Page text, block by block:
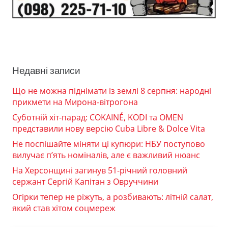
Недавні записи
Що не можна піднімати із землі 8 серпня: народні
прикмети на Мирона-вітрогона
Суботній хіт-парад: COKAINÉ, KODI та OMEN
представили нову версію Cuba Libre & Dolce Vita
Не поспішайте міняти ці купюри: НБУ поступово
вилучає п’ять номіналів, але є важливий нюанс
На Херсонщині загинув 51-річний головний
сержант Сергій Капітан з Овруччини
Огірки тепер не ріжуть, а розбивають: літній салат,
який став хітом соцмереж